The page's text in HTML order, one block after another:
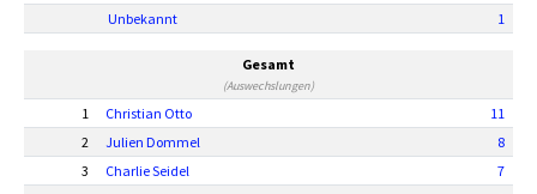
Unbekannt
1
Gesamt
(Auswechslungen)
1 Christian Otto
11
2
Julien Dommel
8
3
Charlie Seidel
7